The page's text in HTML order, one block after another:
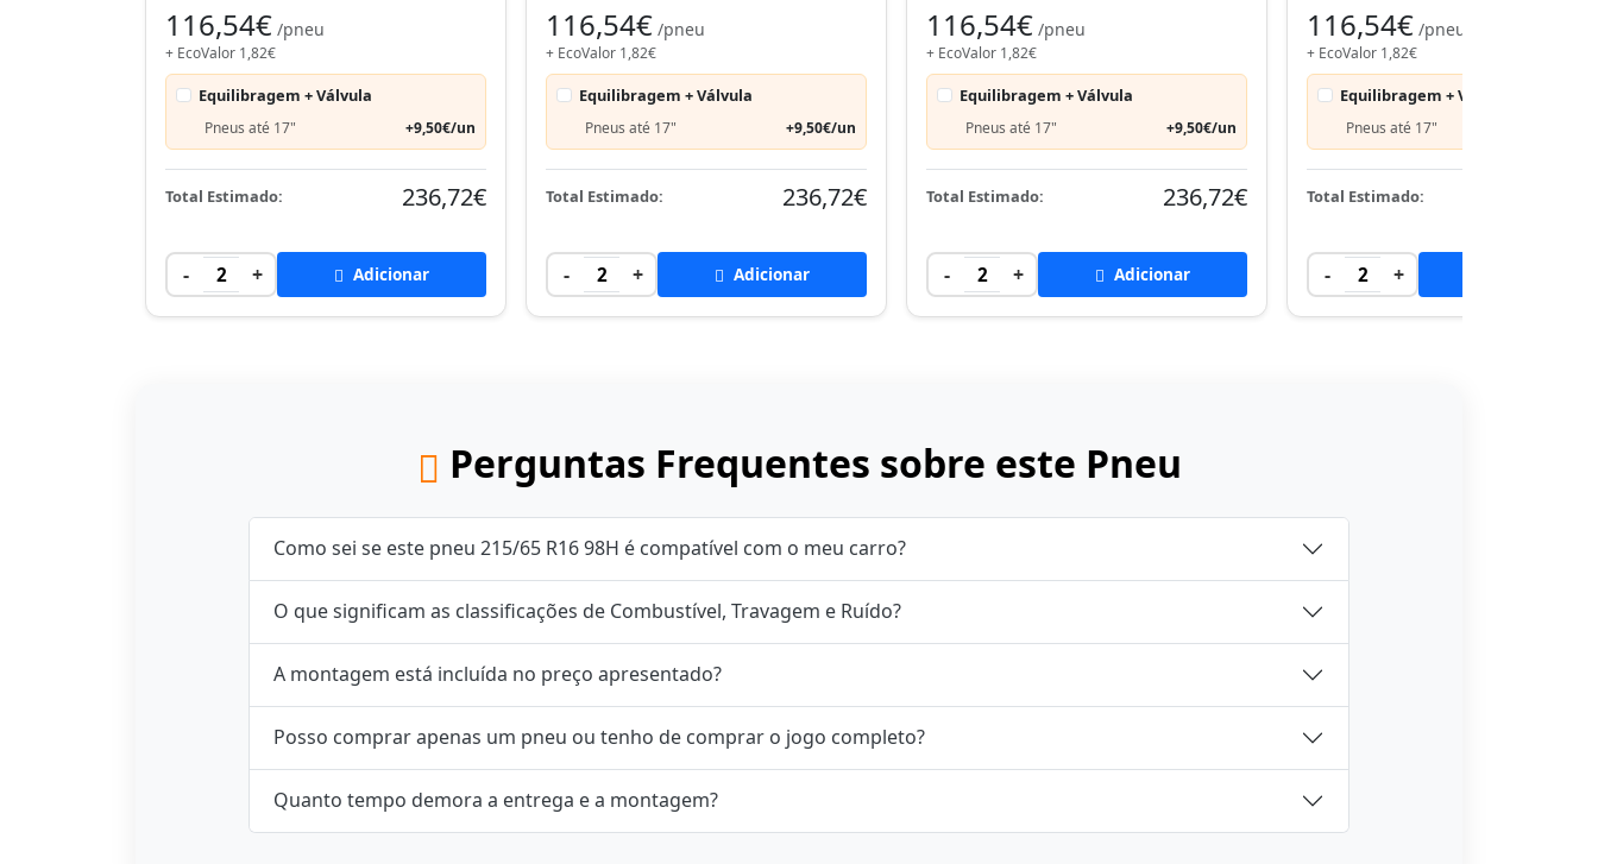
116,54€ /pneu
+ EcoValor 1,82€
Equilibragem + Válvula
Pneus até 17" +9,50€/un
Total Estimado: 236,72€
- 2 + Adicionar
116,54€ /pneu
+ EcoValor 1,82€
Equilibragem + Válvula
Pneus até 17" +9,50€/un
Total Estimado: 236,72€
- 2 + Adicionar
116,54€ /pneu
+ EcoValor 1,82€
Equilibragem + Válvula
Pneus até 17" +9,50€/un
Total Estimado: 236,72€
- 2 + Adicionar
116,54€ /pneu
+ EcoValor 1,82€
Equilibragem + Válvula
Pneus até 17"
Total Estimado:
- 2 +
Perguntas Frequentes sobre este Pneu
Como sei se este pneu 215/65 R16 98H é compatível com o meu carro?
O que significam as classificações de Combustível, Travagem e Ruído?
A montagem está incluída no preço apresentado?
Posso comprar apenas um pneu ou tenho de comprar o jogo completo?
Quanto tempo demora a entrega e a montagem?